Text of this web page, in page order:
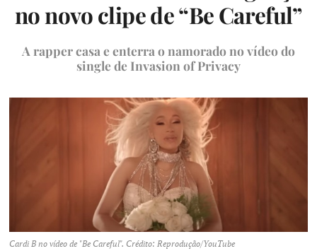
no novo clipe de “Be Careful”
A rapper casa e enterra o namorado no vídeo do
single de Invasion of Privacy
Cardi B no vídeo de "Be Careful". Crédito: Reprodução/YouTube